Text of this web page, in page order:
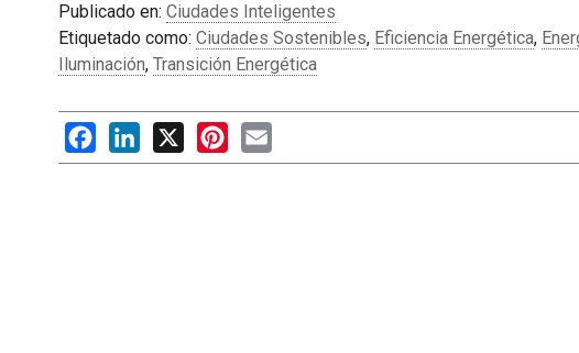
Publicado en: Ciudades Inteligentes
Etiquetado como: Ciudades Sostenibles, Eficiencia Energética,
Iluminación, Transición Energética
FacebookLinkedIn
X PinterestEmail